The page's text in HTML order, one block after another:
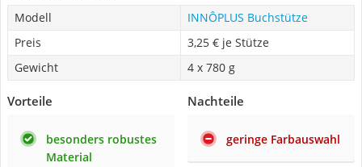
Modell
INNÔPLUS Buchstütze
Preis
3,25 € je Stütze
Gewicht
4 x 780 g
Vorteile
besonders robustes
Material
Nachteile
geringe Farbauswahl